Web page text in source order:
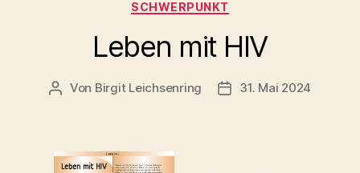
SCHWERPUNKT
Leben mit HIV
Beitragsautor
Von Birgit Leichsenring Beitragsdatum
31. Mai 2024